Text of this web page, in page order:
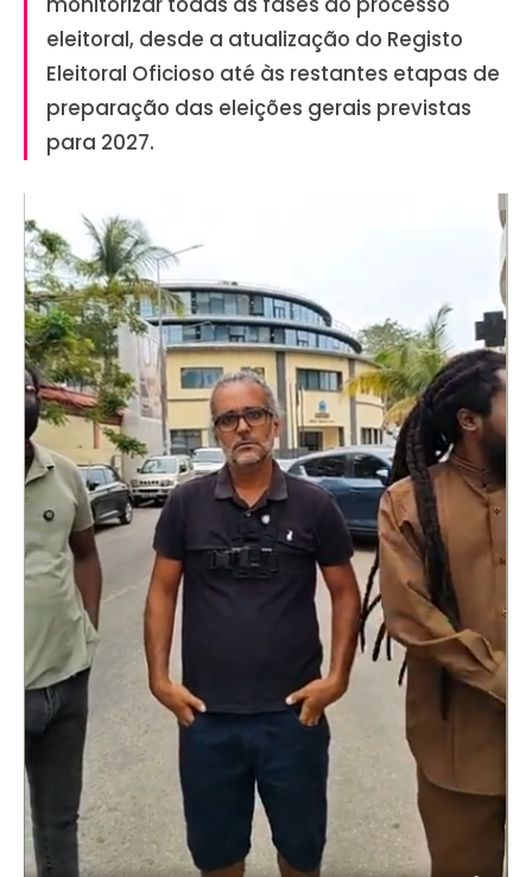
eleitoral, desde a atualização do Registo
Eleitoral Oficioso até às restantes etapas de
preparação das eleições gerais previstas
para 2027.